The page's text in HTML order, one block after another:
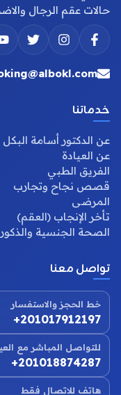
حالات عقم الرجال
خدماتنا
عن الدكتور أسامة البكل
عن العيادة
الفريق الطبي
قصص نجاح وتجارب
المرضى
تأخر الإنجاب (العقم)
الصحة الجنسية
تواصل معنا
خط الحجز والاستفسار
+201017912197
للتواصل المباشر مع
+201018874287
هاتف للاتصال فقط